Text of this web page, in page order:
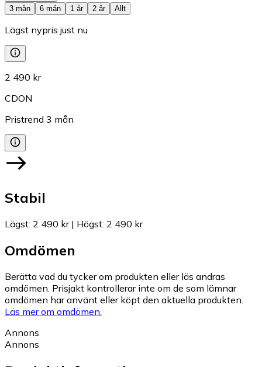
3 mån
6 mån 1 år 2 år Allt
Lägst nypris just nu
2 490 kr
CDON
Pristrend 3 mån
Stabil
Lägst: 2 490 kr| Högst: 2 490 kr
Omdömen
Berätta vad du tycker om produkten eller läs andras
omdömen. Prisjakt kontrollerar inte om de som lämnar
omdömen har använt eller köpt den aktuella produkten.
Läs mer om omdömen.
Annons
Annons